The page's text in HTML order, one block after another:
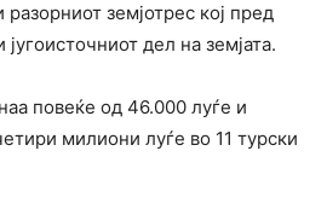
земјотрес кој пред
дел на земјата.
повеќе од 46.000 луѓе и
милиони луѓе во 11 турски